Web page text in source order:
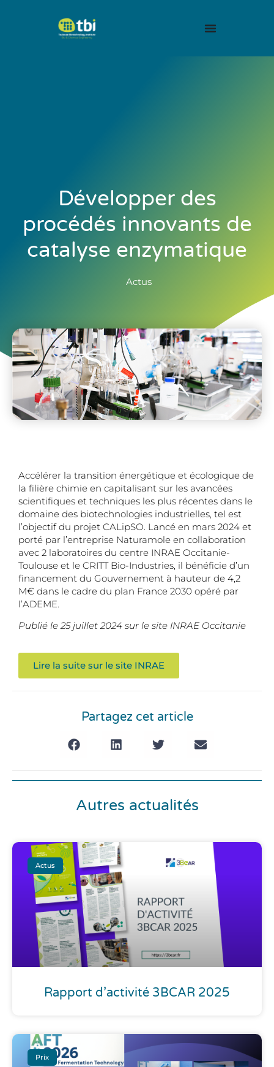
Développer des
procédés innovants de
catalyse enzymatique
Actus
Accélérer la transition énergétique et écologique de
la filière chimie en capitalisant sur les avancées
scientifiques et techniques les plus récentes dans le
domaine des biotechnologies industrielles, tel est
l’objectif du projet CALipSO. Lancé en mars 2024 et
porté par l’entreprise Naturamole en collaboration
avec 2 laboratoires du centre INRAE Occitanie-
Toulouse et le CRITT Bio-Industries, il bénéficie d’un
financement du Gouvernement à hauteur de 4,2
M€ dans le cadre du plan France 2030 opéré par
l’ADEME.
Publié le 25 juillet 2024 sur le site INRAE Occitanie
Lire la suite sur le site INRAE
Partagez cet article
Autres actualités
Actus
Rapport d’activité 3BCAR 2025
Prix